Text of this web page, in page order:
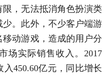
，无法抵消角色扮演类
。此外，不少客户端游
动游戏，造成的用户分
场实际销售收入。2017
450.60亿元，同比增长